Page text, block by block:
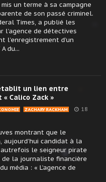
un terme à sa campagne
de son passé criminel.
Times, a publié les
l’agence de détectives
l’enregistrement d’un
du...
un lien entre
« Calico Zack »
ZACHARY RACKHAM
18
montrant que le
aujourd’hui candidat à la
le seigneur pirate
la journaliste financière
média : « L’agence de